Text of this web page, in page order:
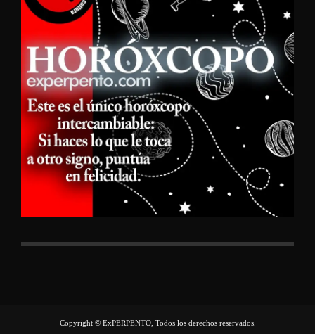
Copyright © ExPERPENTO, Todos los derechos reservados.